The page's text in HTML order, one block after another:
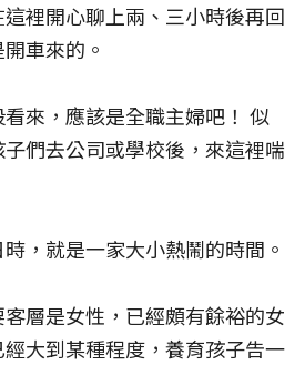
裡開心聊上兩、三小時後再回
車來的。
來，應該是全職主婦吧！ 似
們去公司或學校後，來這裡喘
，就是一家大小熱鬧的時間。
層是女性，已經頗有餘裕的女
大到某種程度，養育孩子告一